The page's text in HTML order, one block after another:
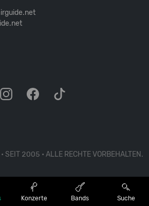
Konzerte Bands Suche
SEIT 2005 • ALLE RECHTE VORBEHALTEN.